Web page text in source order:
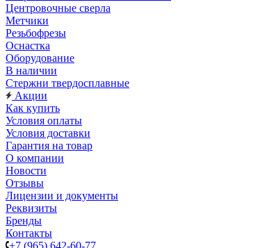
Центровочные сверла
Метчики
Резьбофрезы
Оснастка
Оборудование
В наличии
Стержни твердосплавные
Акции
Как купить
Условия оплаты
Условия доставки
Гарантия на товар
О компании
Новости
Отзывы
Лицензии и документы
Реквизиты
Бренды
Контакты
+7 (965) 642-60-77